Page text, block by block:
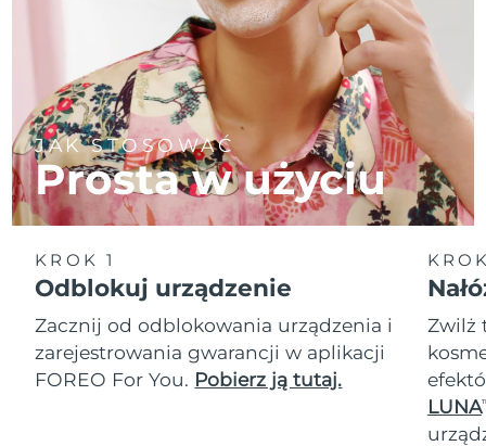
JAK STOSOWAĆ
Prosta w użyciu
KROK 1
Odblokuj urządzenie
Zacznij od odblokowania urządzenia i
zarejestrowania gwarancji w aplikacji
FOREO For You. Pobierz ją tutaj.
Zwilż
LUNA